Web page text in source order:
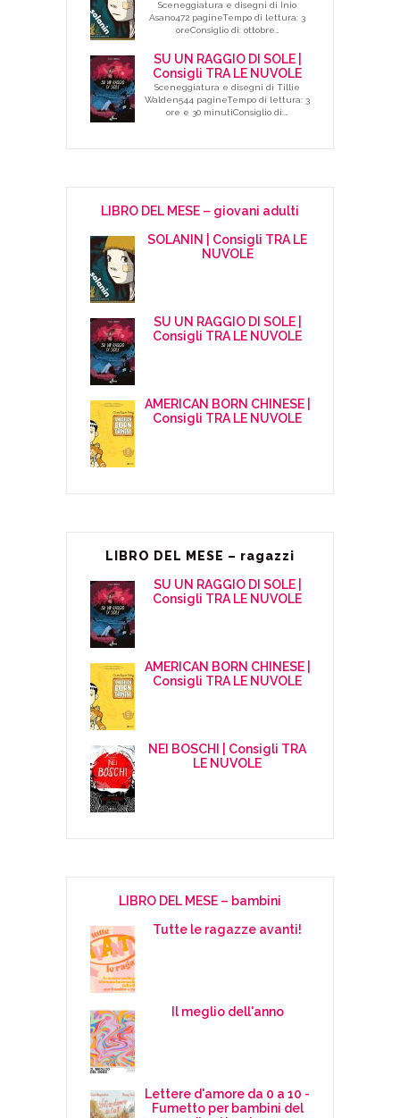
Sceneggiatura e disegni di Inio
Asano472 pagineTempo di lettura: 3
oreConsiglio di: ottobre…
SU UN RAGGIO DI SOLE |
Consigli TRA LE NUVOLE
Sceneggiatura e disegni di Tillie
Walden544 pagineTempo di lettura: 3
ore e 30 minutiConsiglio di:…
LIBRO DEL MESE – giovani adulti
SOLANIN | Consigli TRA LE
NUVOLE
SU UN RAGGIO DI SOLE |
Consigli TRA LE NUVOLE
AMERICAN BORN CHINESE |
Consigli TRA LE NUVOLE
LIBRO DEL MESE – ragazzi
SU UN RAGGIO DI SOLE |
Consigli TRA LE NUVOLE
AMERICAN BORN CHINESE |
Consigli TRA LE NUVOLE
NEI BOSCHI | Consigli TRA
LE NUVOLE
LIBRO DEL MESE – bambini
Tutte le ragazze avanti!
Il meglio dell'anno
Lettere d'amore da 0 a 10 -
Fumetto per bambini del